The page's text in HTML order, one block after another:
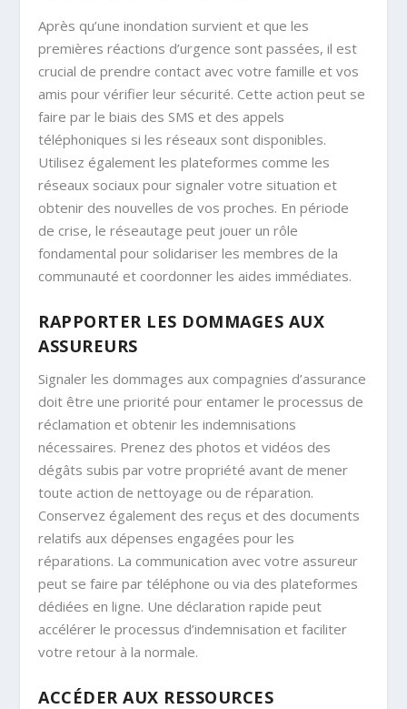
Après qu’une inondation survient et que les
premières réactions d’urgence sont passées, il est
crucial de prendre contact avec votre famille et vos
amis pour vérifier leur sécurité. Cette action peut se
faire par le biais des SMS et des appels
téléphoniques si les réseaux sont disponibles.
Utilisez également les plateformes comme les
réseaux sociaux pour signaler votre situation et
obtenir des nouvelles de vos proches. En période
de crise, le réseautage peut jouer un rôle
fondamental pour solidariser les membres de la
communauté et coordonner les aides immédiates.
RAPPORTER LES DOMMAGES AUX
ASSUREURS
Signaler les dommages aux compagnies d’assurance
doit être une priorité pour entamer le processus de
réclamation et obtenir les indemnisations
nécessaires. Prenez des photos et vidéos des
dégâts subis par votre propriété avant de mener
toute action de nettoyage ou de réparation.
Conservez également des reçus et des documents
relatifs aux dépenses engagées pour les
réparations. La communication avec votre assureur
peut se faire par téléphone ou via des plateformes
dédiées en ligne. Une déclaration rapide peut
accélérer le processus d’indemnisation et faciliter
votre retour à la normale.
ACCÉDER AUX RESSOURCES